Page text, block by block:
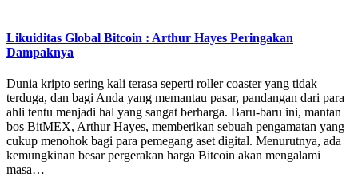
Likuiditas Global Bitcoin : Arthur Hayes Peringakan
Dampaknya
Dunia kripto sering kali terasa seperti roller coaster yang tidak
terduga, dan bagi Anda yang memantau pasar, pandangan dari para
ahli tentu menjadi hal yang sangat berharga. Baru-baru ini, mantan
bos BitMEX, Arthur Hayes, memberikan sebuah pengamatan yang
cukup menohok bagi para pemegang aset digital. Menurutnya, ada
kemungkinan besar pergerakan harga Bitcoin akan mengalami
masa…